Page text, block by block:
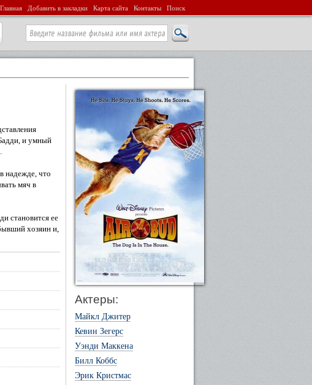
Главная Добавить в закладки Карта сайта Контакты Поиск
и умный
надежде, что
мяч в
становится ее
хозяин и,
Актеры:
Майкл Джитер
Кевин Зегерс
Уэнди Маккена
Билл Коббс
Эрик Кристмас